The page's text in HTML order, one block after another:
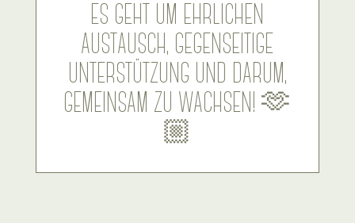
ES GEHT UM EHRLICHEN
AUSTAUSCH, GEGENSEITIGE
UNTERSTÜTZUNG UND DARUM,
GEMEINSAM ZU WACHSEN! 🫶
🏼